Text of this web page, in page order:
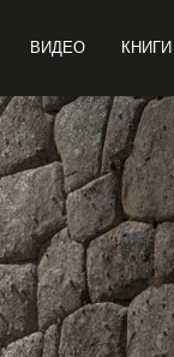
ВИДЕО КНИГИ